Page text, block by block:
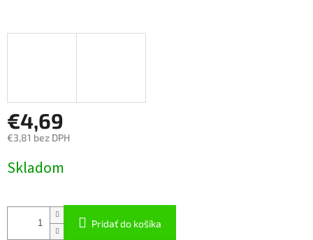
€4,69
€3,81 bez DPH
cena:
Skladom
Pridať do košíka